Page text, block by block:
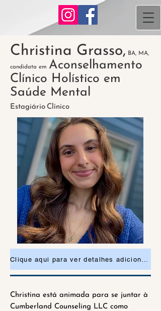
Christina Grasso, BA, MA,
candidata em Aconselhamento
Clínico Holístico em
Saúde Mental
Estagiário Clínico
Christina está animada para se juntar à
Cumberland Counseling LLC como